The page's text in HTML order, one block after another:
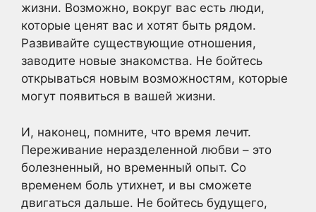
жизни. Возможно, вокруг вас есть люди,
которые ценят вас и хотят быть рядом.
Развивайте существующие отношения,
заводите новые знакомства. Не бойтесь
открываться новым возможностям, которые
могут появиться в вашей жизни.
И, наконец, помните, что время лечит.
Переживание неразделенной любви – это
болезненный, но временный опыт. Со
временем боль утихнет, и вы сможете
двигаться дальше. Не бойтесь будущего,